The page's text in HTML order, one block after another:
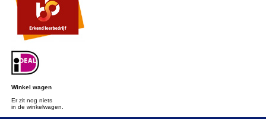
Winkel wagen
Er zit nog niets
in de winkelwagen.